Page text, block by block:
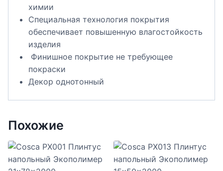
химии
Специальная технология покрытия
обеспечивает повышенную влагостойкость
изделия
Финишное покрытие не требующее
покраски
Декор однотонный
Похожие